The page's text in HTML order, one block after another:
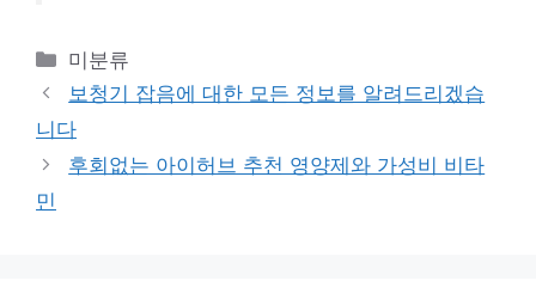
카
테
고
미분류
보청기 잡음에 대한 모든 정보를 알려드리겠습
니다
후회없는 아이허브 추천 영양제와 가성비 비타
민